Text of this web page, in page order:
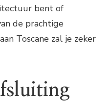
bent of
de prachtige
Toscane zal je zeker